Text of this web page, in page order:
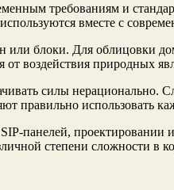
требованиям и
вместе с
или блоки. Для облицовки
воздействия природных
силы
правильно использовать
панелей, проектировании
степени сложности